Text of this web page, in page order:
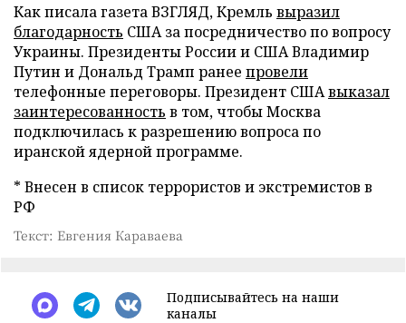
Как писала газета ВЗГЛЯД, Кремль выразил
благодарность США за посредничество по вопросу
Украины. Президенты России и США Владимир
Путин и Дональд Трамп ранее провели
телефонные переговоры. Президент СШАвыказал
заинтересованность в том, чтобы Москва
подключилась к разрешению вопроса по
иранской ядерной программе.
* Внесен в список террористов и экстремистов в
РФ
Текст: Евгения Караваева
Подписывайтесь на наши
каналы